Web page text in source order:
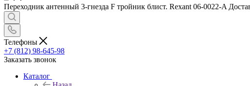
Переходник антенный 3-гнезда F тройник блист. Rexant 06-0022-A
Телефоны
+7 (812) 98-645-98
Заказать звонок
Каталог